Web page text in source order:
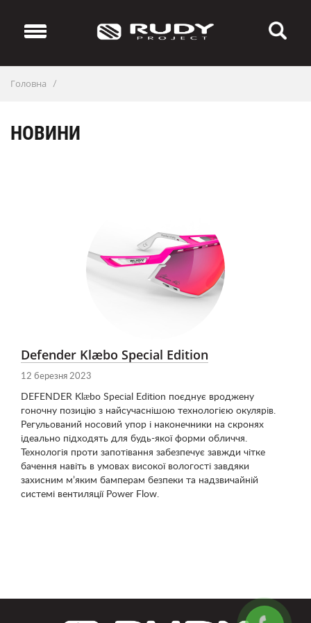
Головна /
НОВИНИ
Defender Klæbo Special Edition
12 березня 2023
DEFENDER Klæbo Special Edition поєднує вроджену
гоночну позицію з найсучаснішою технологією окулярів.
Регульований носовий упор і наконечники на скронях
ідеально підходять для будь-якої форми обличчя.
Технологія проти запотівання забезпечує завжди чітке
бачення навіть в умовах високої вологості завдяки
захисним м’яким бамперам безпеки та надзвичайній
системі вентиляції Power Flow.